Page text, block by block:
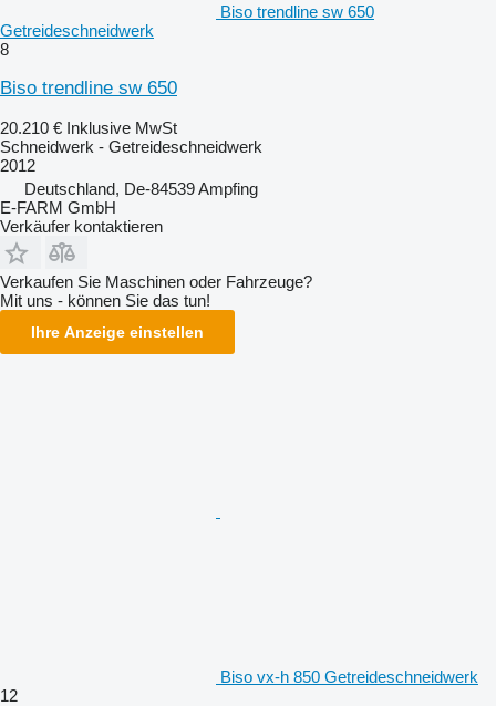
Biso trendline sw 650
Getreideschneidwerk
8
Biso trendline sw 650
20.210 € Inklusive MwSt
Schneidwerk - Getreideschneidwerk
2012
Deutschland, De-84539 Ampfing
E-FARM GmbH
Verkäufer kontaktieren
Verkaufen Sie Maschinen oder Fahrzeuge?
Mit uns - können Sie das tun!
Ihre Anzeige einstellen
Biso vx-h 850 Getreideschneidwerk
12